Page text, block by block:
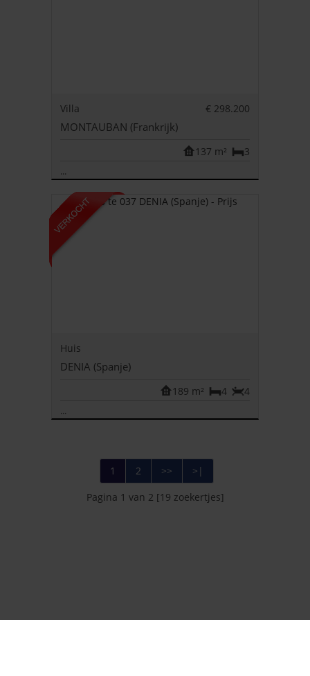
Villa € 298.200
MONTAUBAN (Frankrijk)
3
137 m²
...
Huis
DENIA (Spanje)
4
4
189 m²
...
1 2 >>
>|
Pagina 1 van 2 [19 zoekertjes]